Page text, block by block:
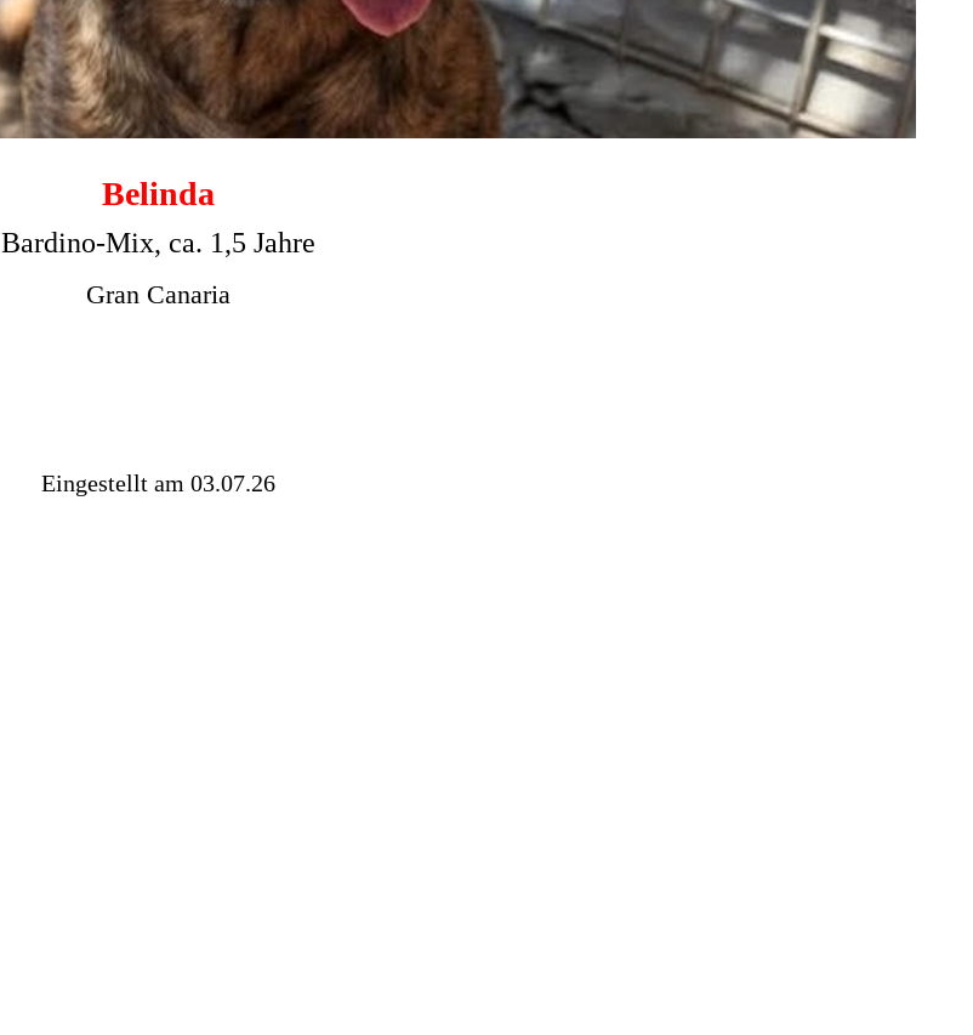
Belinda
Bardino-Mix, ca. 1,5 Jahre
Gran Canaria
Eingestellt am 03.07.26